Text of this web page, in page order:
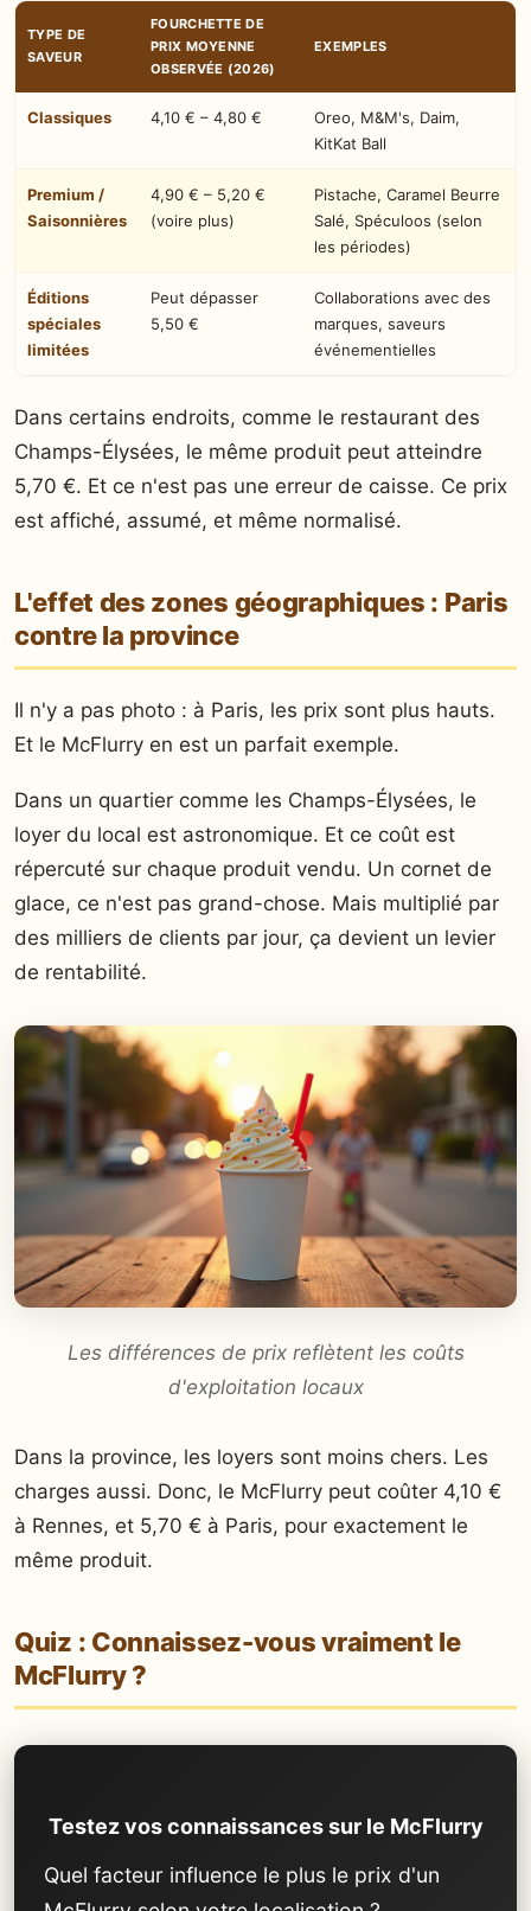
TYPE DE
SAVEUR
FOURCHETTE DE
PRIX MOYENNE
OBSERVÉE (2026)
EXEMPLES
Classiques 4,10 € – 4,80 €
Oreo, M&M's, Daim,
KitKat Ball
Premium /
Saisonnières
4,90 € – 5,20 €
(voire plus)
Pistache, Caramel Beurre
Salé, Spéculoos (selon
les périodes)
Éditions
spéciales
limitées
Peut dépasser
5,50 €
Collaborations avec des
marques, saveurs
événementielles
Dans certains endroits, comme le restaurant des
Champs-Élysées, le même produit peut atteindre
5,70 €. Et ce n'est pas une erreur de caisse. Ce prix
est affiché, assumé, et même normalisé.
L'effet des zones géographiques : Paris
contre la province
Il n'y a pas photo : à Paris, les prix sont plus hauts.
Et le McFlurry en est un parfait exemple.
Dans un quartier comme les Champs-Élysées, le
loyer du local est astronomique. Et ce coût est
répercuté sur chaque produit vendu. Un cornet de
glace, ce n'est pas grand-chose. Mais multiplié par
des milliers de clients par jour, ça devient un levier
de rentabilité.
Les différences de prix reflètent les coûts
d'exploitation locaux
Dans la province, les loyers sont moins chers. Les
charges aussi. Donc, le McFlurry peut coûter 4,10 €
à Rennes, et 5,70 € à Paris, pour exactement le
même produit.
Quiz : Connaissez-vous vraiment le
McFlurry ?
Testez vos connaissances sur le McFlurry
Quel facteur influence le plus le prix d'un